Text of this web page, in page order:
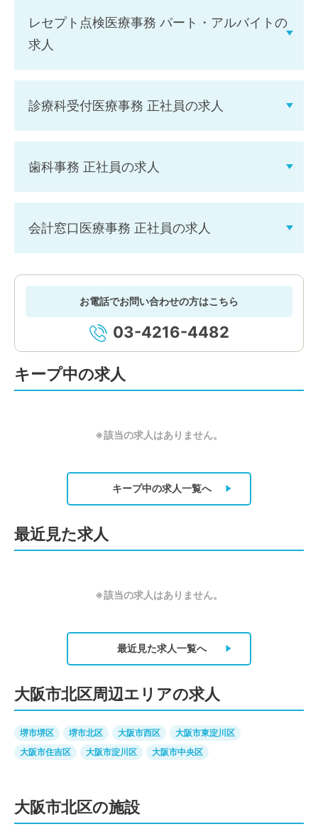
レセプト点検医療事務 パート・アルバイトの
求人
診療科受付医療事務 正社員の求人
歯科事務 正社員の求人
会計窓口医療事務 正社員の求人
お電話でお問い合わせの方はこちら
03-4216-4482
キープ中の求人
※該当の求人はありません。
キープ中の求人一覧へ
最近見た求人
※該当の求人はありません。
最近見た求人一覧へ
大阪市北区周辺エリアの求人
堺市堺区 堺市北区 大阪市西区
大阪市東淀川区
大阪市住吉区
大阪市淀川区 大阪市中央区
大阪市北区の施設